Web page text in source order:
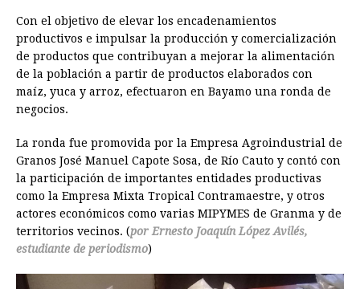
Con el objetivo de elevar los encadenamientos
productivos e impulsar la producción y comercialización
de productos que contribuyan a mejorar la alimentación
de la población a partir de productos elaborados con
maíz, yuca y arroz, efectuaron en Bayamo una ronda de
negocios.
La ronda fue promovida por la Empresa Agroindustrial de
Granos José Manuel Capote Sosa, de Río Cauto y contó con
la participación de importantes entidades productivas
como la Empresa Mixta Tropical Contramaestre, y otros
actores económicos como varias MIPYMES de Granma y de
territorios vecinos. (por Ernesto Joaquín López Avilés,
estudiante de periodismo)